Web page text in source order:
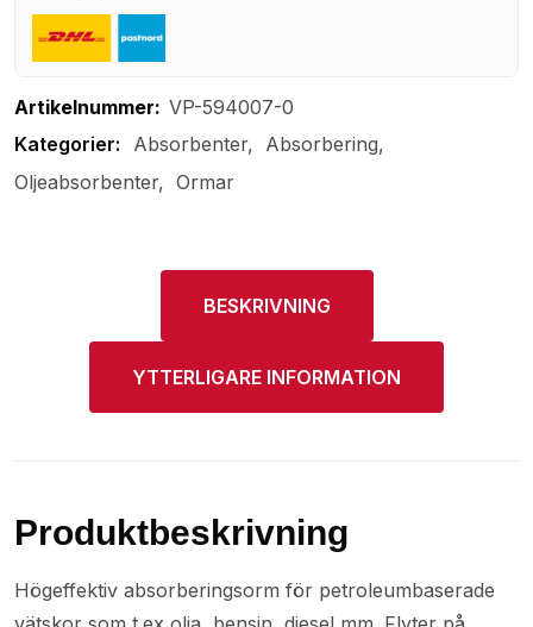
Artikelnummer: VP-594007-0
Absorbenter
Absorbering
Oljeabsorbenter
Ormar
BESKRIVNING
YTTERLIGARE INFORMATION
Produktbeskrivning
Högeffektiv absorberingsorm för petroleumbaserade